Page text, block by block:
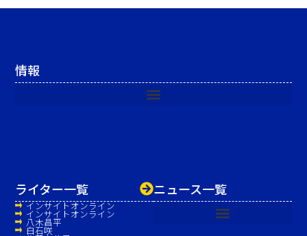
ニュース一覧
ライター一覧
インサイトオンライン
インサイトオンライン
八木昌平
白石咲
情報